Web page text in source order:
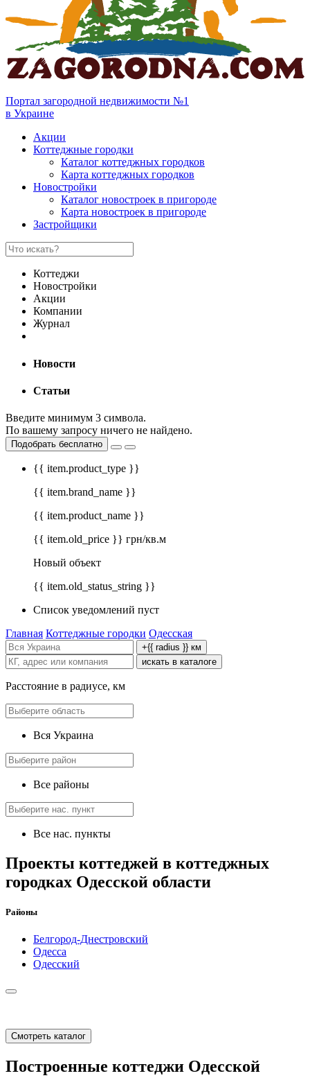
Портал загородной недвижимости №1
в Украине
Акции
Коттеджные городки
Каталог коттеджных городков
Карта коттеджных городков
Новостройки
Каталог новостроек в пригороде
Карта новостроек в пригороде
Застройщики
Коттеджи
Новостройки
Акции
Компании
Журнал
Новости
Статьи
Введите минимум 3 символа.
По вашему запросу ничего не найдено.
Подобрать бесплатно
{{ item.product_type }}
{{ item.brand_name }}
{{ item.product_name }}
{{ item.old_price }} грн/кв.м
Новый объект
{{ item.old_status_string }}
Список уведомлений пуст
Главная Коттеджные городки Одесская
+{{ radius }} км
искать в каталоге
Расстояние в радиусе, км
Вся Украина
Все районы
Все нас. пункты
Проекты коттеджей в коттеджных
городках Одесской области
Районы
Белгород-Днестровский
Одесса
Одесский
Смотреть каталог
Построенные коттеджи Одесской